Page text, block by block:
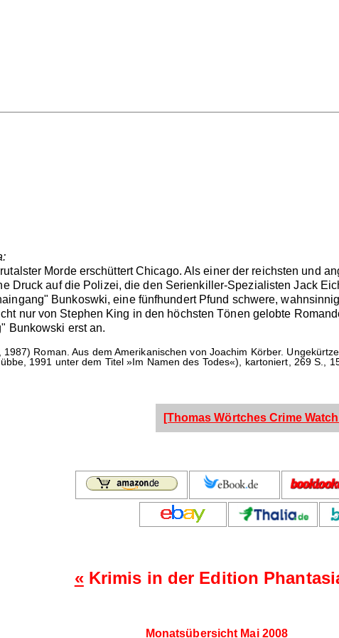
Morde erschüttert Chicago. Als einer der reichsten und
Druck auf die Polizei, die den Serienkiller-Spezialisten Jack
Bunkoswki, eine fünfhundert Pfund schwere,
nur von Stephen King in den höchsten Tönen gelobte
Bunkowski erst an.
1987) Roman. Aus dem Amerikanischen von Joachim Körber.
1991 unter dem Titel »Im Namen des Todes«), kartoniert, 269 S.,
[Thomas Wörtches Crime Watch
«Krimis in der Edition
Monatsübersicht Mai 2008